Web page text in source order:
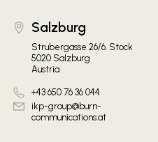
Salzburg
Strubergasse 26/6. Stock
5020 Salzburg
Austria
+43 650 76 36 044
ikp-group@burn-
communications.at